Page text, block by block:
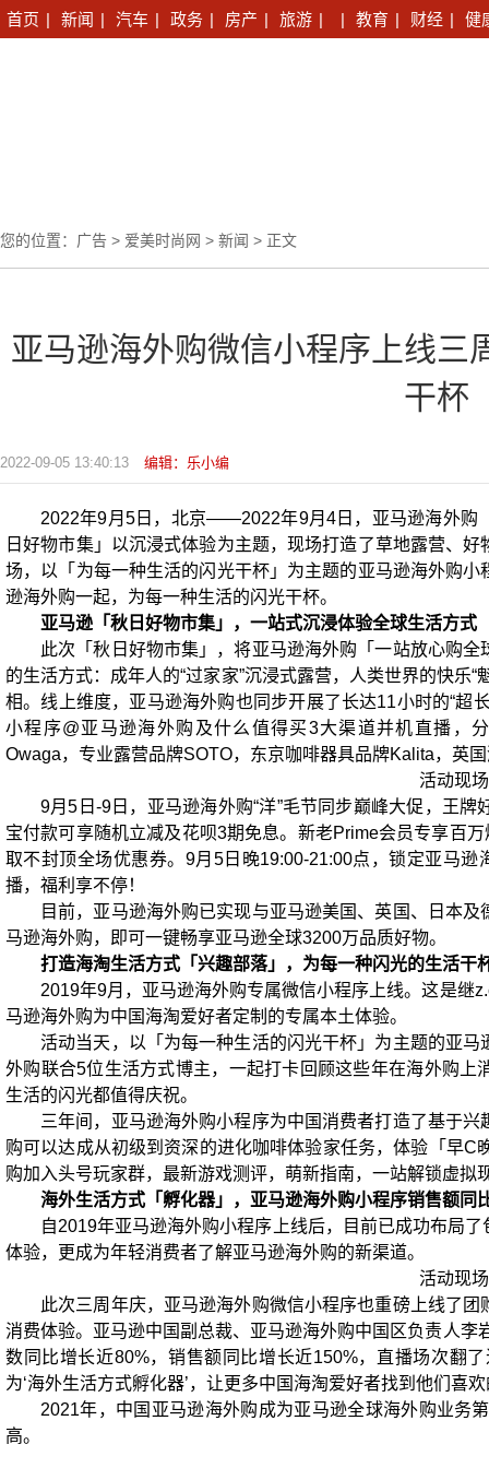
首页 | 新闻 | 汽车 | 政务 | 房产 | 旅游 | | 教育 | 财经 | 健
您的位置： 广告 > 爱美时尚网 > 新闻 > 正文
亚马逊海外购微信小程序上线三
干杯
2022-09-05 13:40:13 编辑：乐小编
2022年9月5日，北京——2022年9月4日，亚马逊海外购
日好物市集」以沉浸式体验为主题，现场打造了草地露营、
场，以「为每一种生活的闪光干杯」为主题的亚马逊海外购
逊海外购一起，为每一种生活的闪光干杯。
亚马逊「秋日好物市集」，一站式沉浸体验全球生活方式
此次「秋日好物市集」，将亚马逊海外购「一站放心购
的生活方式：成年人的“过家家”沉浸式露营，人类世界的快乐
相。线上维度，亚马逊海外购也同步开展了长达11小时的“
小程序@亚马逊海外购及什么值得买3大渠道并机直播，
Owaga，专业露营品牌SOTO，东京咖啡器具品牌Kalita，英
活动现场
9月5日-9日，亚马逊海外购“洋”毛节同步巅峰大促，王
宝付款可享随机立减及花呗3期免息。新老Prime会员专享百
取不封顶全场优惠券。9月5日晚19:00-21:00点，锁定亚马逊
播，福利享不停！
目前，亚马逊海外购已实现与亚马逊美国、英国、日本
马逊海外购，即可一键畅享亚马逊全球3200万品质好物。
打造海淘生活方式「兴趣部落」，为每一种闪光的生活干
2019年9月，亚马逊海外购专属微信小程序上线。这是继
马逊海外购为中国海淘爱好者定制的专属本土体验。
活动当天，以「为每一种生活的闪光干杯」为主题的亚
外购联合5位生活方式博主，一起打卡回顾这些年在海外购
生活的闪光都值得庆祝。
三年间，亚马逊海外购小程序为中国消费者打造了基于
购可以达成从初级到资深的进化咖啡体验家任务，体验「早
购加入头号玩家群，最新游戏测评，萌新指南，一站解锁虚
海外生活方式「孵化器」，亚马逊海外购小程序销售额同
自2019年亚马逊海外购小程序上线后，目前已成功布局
体验，更成为年轻消费者了解亚马逊海外购的新渠道。
活动现场
此次三周年庆，亚马逊海外购微信小程序也重磅上线了
消费体验。亚马逊中国副总裁、亚马逊海外购中国区负责人李
数同比增长近80%，销售额同比增长近150%，直播场次翻
为‘海外生活方式孵化器’，让更多中国海淘爱好者找到他们喜欢
2021年，中国亚马逊海外购成为亚马逊全球海外购业务
高。